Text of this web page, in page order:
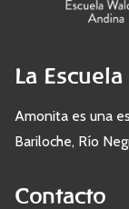
La Escuela
Amonita es una
Bariloche, Río
Contacto